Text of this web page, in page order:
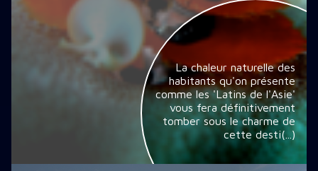
La chaleur naturelle des
habitants qu'on présente
comme les 'Latins de l'Asie'
vous fera définitivement
tomber sous le charme de
cette desti(...)